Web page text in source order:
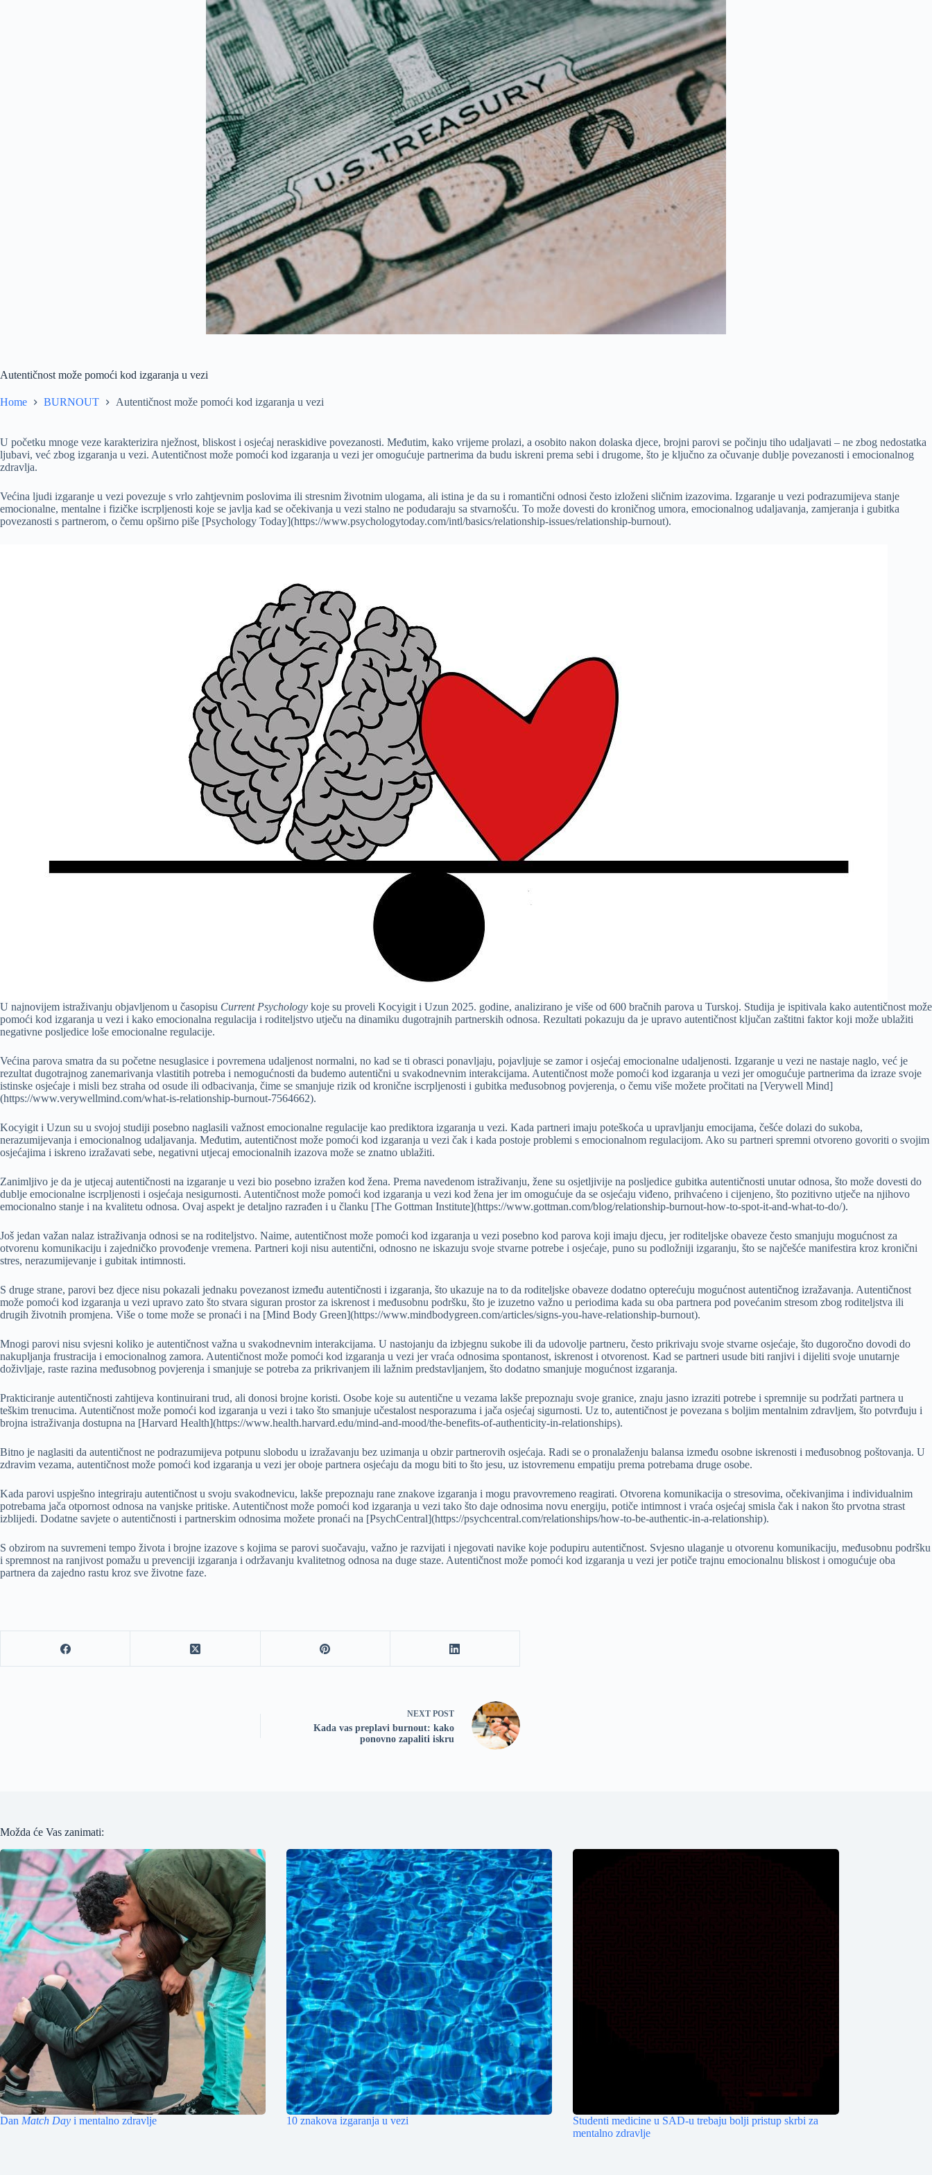
Autentičnost može pomoći kod izgaranja u vezi
Home BURNOUT Autentičnost može pomoći kod izgaranja u vezi
U početku mnoge veze karakterizira nježnost, bliskost i osjećaj neraskidive povezanosti. Međutim, kako vrijeme prolazi, a osobito nakon dolaska djece, brojni parovi se počinju tiho udaljavati – ne zbog nedostatka
ljubavi, već zbog izgaranja u vezi. Autentičnost može pomoći kod izgaranja u vezi jer omogućuje partnerima da budu iskreni prema sebi i drugome, što je ključno za očuvanje dublje povezanosti i emocionalnog
zdravlja.
Većina ljudi izgaranje u vezi povezuje s vrlo zahtjevnim poslovima ili stresnim životnim ulogama, ali istina je da su i romantični odnosi često izloženi sličnim izazovima. Izgaranje u vezi podrazumijeva stanje
emocionalne, mentalne i fizičke iscrpljenosti koje se javlja kad se očekivanja u vezi stalno ne podudaraju sa stvarnošću. To može dovesti do kroničnog umora, emocionalnog udaljavanja, zamjeranja i gubitka
povezanosti s partnerom, o čemu opširno piše [Psychology Today](https://www.psychologytoday.com/intl/basics/relationship-issues/relationship-burnout).
U najnovijem istraživanju objavljenom u časopisu Current Psychology koje su proveli Kocyigit i Uzun 2025. godine, analizirano je više od 600 bračnih parova u Turskoj. Studija je ispitivala kako autentičnost može
pomoći kod izgaranja u vezi i kako emocionalna regulacija i roditeljstvo utječu na dinamiku dugotrajnih partnerskih odnosa. Rezultati pokazuju da je upravo autentičnost ključan zaštitni faktor koji može ublažiti
negativne posljedice loše emocionalne regulacije.
Većina parova smatra da su početne nesuglasice i povremena udaljenost normalni, no kad se ti obrasci ponavljaju, pojavljuje se zamor i osjećaj emocionalne udaljenosti. Izgaranje u vezi ne nastaje naglo, već je
rezultat dugotrajnog zanemarivanja vlastitih potreba i nemogućnosti da budemo autentični u svakodnevnim interakcijama. Autentičnost može pomoći kod izgaranja u vezi jer omogućuje partnerima da izraze svoje
istinske osjećaje i misli bez straha od osude ili odbacivanja, čime se smanjuje rizik od kronične iscrpljenosti i gubitka međusobnog povjerenja, o čemu više možete pročitati na [Verywell Mind]
(https://www.verywellmind.com/what-is-relationship-burnout-7564662).
Kocyigit i Uzun su u svojoj studiji posebno naglasili važnost emocionalne regulacije kao prediktora izgaranja u vezi. Kada partneri imaju poteškoća u upravljanju emocijama, češće dolazi do sukoba,
nerazumijevanja i emocionalnog udaljavanja. Međutim, autentičnost može pomoći kod izgaranja u vezi čak i kada postoje problemi s emocionalnom regulacijom. Ako su partneri spremni otvoreno govoriti o svojim
osjećajima i iskreno izražavati sebe, negativni utjecaj emocionalnih izazova može se znatno ublažiti.
Zanimljivo je da je utjecaj autentičnosti na izgaranje u vezi bio posebno izražen kod žena. Prema navedenom istraživanju, žene su osjetljivije na posljedice gubitka autentičnosti unutar odnosa, što može dovesti do
dublje emocionalne iscrpljenosti i osjećaja nesigurnosti. Autentičnost može pomoći kod izgaranja u vezi kod žena jer im omogućuje da se osjećaju viđeno, prihvaćeno i cijenjeno, što pozitivno utječe na njihovo
emocionalno stanje i na kvalitetu odnosa. Ovaj aspekt je detaljno razrađen i u članku [The Gottman Institute](https://www.gottman.com/blog/relationship-burnout-how-to-spot-it-and-what-to-do/).
Još jedan važan nalaz istraživanja odnosi se na roditeljstvo. Naime, autentičnost može pomoći kod izgaranja u vezi posebno kod parova koji imaju djecu, jer roditeljske obaveze često smanjuju mogućnost za
otvorenu komunikaciju i zajedničko provođenje vremena. Partneri koji nisu autentični, odnosno ne iskazuju svoje stvarne potrebe i osjećaje, puno su podložniji izgaranju, što se najčešće manifestira kroz kronični
stres, nerazumijevanje i gubitak intimnosti.
S druge strane, parovi bez djece nisu pokazali jednaku povezanost između autentičnosti i izgaranja, što ukazuje na to da roditeljske obaveze dodatno opterećuju mogućnost autentičnog izražavanja. Autentičnost
može pomoći kod izgaranja u vezi upravo zato što stvara siguran prostor za iskrenost i međusobnu podršku, što je izuzetno važno u periodima kada su oba partnera pod povećanim stresom zbog roditeljstva ili
drugih životnih promjena. Više o tome može se pronaći i na [Mind Body Green](https://www.mindbodygreen.com/articles/signs-you-have-relationship-burnout).
Mnogi parovi nisu svjesni koliko je autentičnost važna u svakodnevnim interakcijama. U nastojanju da izbjegnu sukobe ili da udovolje partneru, često prikrivaju svoje stvarne osjećaje, što dugoročno dovodi do
nakupljanja frustracija i emocionalnog zamora. Autentičnost može pomoći kod izgaranja u vezi jer vraća odnosima spontanost, iskrenost i otvorenost. Kad se partneri usude biti ranjivi i dijeliti svoje unutarnje
doživljaje, raste razina međusobnog povjerenja i smanjuje se potreba za prikrivanjem ili lažnim predstavljanjem, što dodatno smanjuje mogućnost izgaranja.
Prakticiranje autentičnosti zahtijeva kontinuirani trud, ali donosi brojne koristi. Osobe koje su autentične u vezama lakše prepoznaju svoje granice, znaju jasno izraziti potrebe i spremnije su podržati partnera u
teškim trenucima. Autentičnost može pomoći kod izgaranja u vezi i tako što smanjuje učestalost nesporazuma i jača osjećaj sigurnosti. Uz to, autentičnost je povezana s boljim mentalnim zdravljem, što potvrđuju i
brojna istraživanja dostupna na [Harvard Health](https://www.health.harvard.edu/mind-and-mood/the-benefits-of-authenticity-in-relationships).
Bitno je naglasiti da autentičnost ne podrazumijeva potpunu slobodu u izražavanju bez uzimanja u obzir partnerovih osjećaja. Radi se o pronalaženju balansa između osobne iskrenosti i međusobnog poštovanja. U
zdravim vezama, autentičnost može pomoći kod izgaranja u vezi jer oboje partnera osjećaju da mogu biti to što jesu, uz istovremenu empatiju prema potrebama druge osobe.
Kada parovi uspješno integriraju autentičnost u svoju svakodnevicu, lakše prepoznaju rane znakove izgaranja i mogu pravovremeno reagirati. Otvorena komunikacija o stresovima, očekivanjima i individualnim
potrebama jača otpornost odnosa na vanjske pritiske. Autentičnost može pomoći kod izgaranja u vezi tako što daje odnosima novu energiju, potiče intimnost i vraća osjećaj smisla čak i nakon što prvotna strast
izblijedi. Dodatne savjete o autentičnosti i partnerskim odnosima možete pronaći na [PsychCentral](https://psychcentral.com/relationships/how-to-be-authentic-in-a-relationship).
S obzirom na suvremeni tempo života i brojne izazove s kojima se parovi suočavaju, važno je razvijati i njegovati navike koje podupiru autentičnost. Svjesno ulaganje u otvorenu komunikaciju, međusobnu podršku
i spremnost na ranjivost pomažu u prevenciji izgaranja i održavanju kvalitetnog odnosa na duge staze. Autentičnost može pomoći kod izgaranja u vezi jer potiče trajnu emocionalnu bliskost i omogućuje oba
partnera da zajedno rastu kroz sve životne faze.
NEXT POST
Kada vas preplavi burnout: kako
ponovno zapaliti iskru
Možda će Vas zanimati:
Dan Match Day i mentalno zdravlje 10 znakova izgaranja u vezi
Studenti medicine u SAD-u trebaju bolji pristup skrbi za
mentalno zdravlje